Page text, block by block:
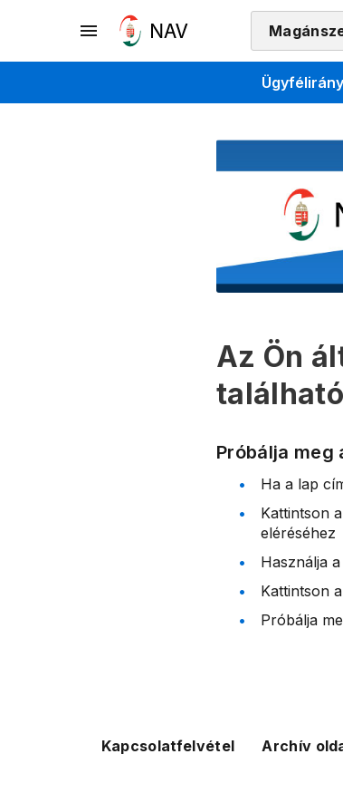
Az Ön
Próbálja meg
Ha a lap
Kattintson
eléréséhez
Használja
Kattintson
Próbálja
Kapcsolatfelvétel Archív